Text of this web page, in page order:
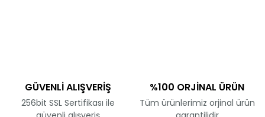
GÜVENLİ ALIŞVERİŞ
256bit SSL Sertifikası ile
%100 ORJİNAL ÜRÜN
Tüm ürünlerimiz orjinal ürün